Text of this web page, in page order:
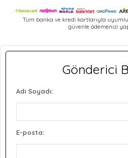
Tüm banka ve kredi kartlarıyla uyumlu
güvenle ödemenizi
Gönderici
Adı Soyadı:
E-posta: